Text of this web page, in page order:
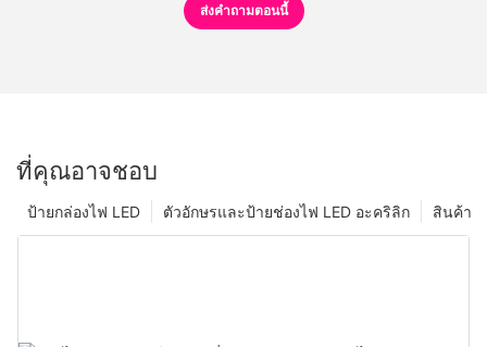
ส่งคำถามตอนนี้
ที่คุณอาจชอบ
สินค้า
ตัวอักษรและป้ายช่องไฟ LED อะคริลิก
ป้ายกล่องไฟ LED